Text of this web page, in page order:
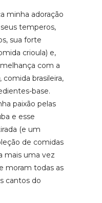
minha adoração
temperos,
sua forte
crioula) e,
com a
, comida brasileira,
base.
paixão pelas
e esse
(e um
de comidas
mais uma vez
moram todas as
cantos do